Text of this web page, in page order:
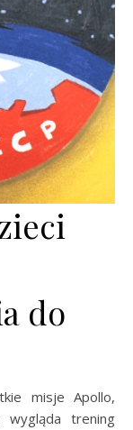
do
misje Apollo,
trening